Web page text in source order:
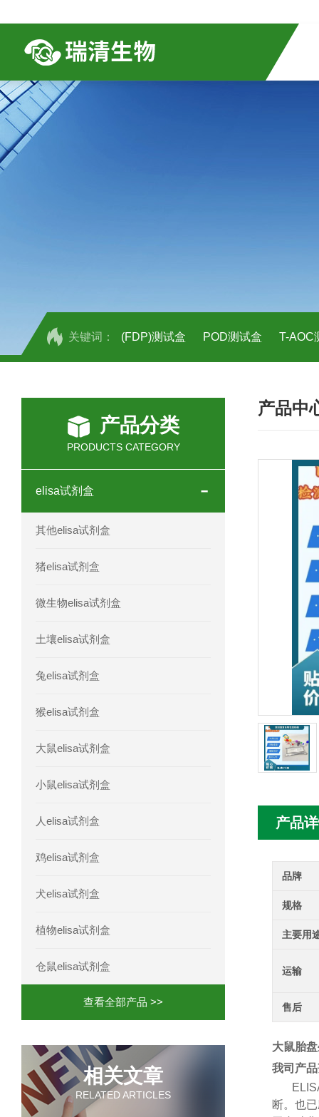
关键词： (FDP)测试盒 POD测试盒 T-AOC
人全式钴氨素2(HTSB2)elisa试剂盒现
人鞘脂(SPH)elisa试剂盒现货速发
人抗卵巢抗体(Anti-OV Ab)elisa试剂盒
人蓝氏贾第虫(GL)elisa试剂盒厂家直销
人疱疹病毒-6型感染(HHV-6)elisa试剂
人囊尾蚴病抗体(CC Ab)elisa试剂盒免
人胰腺衍生因子(PANDER)elisa试剂盒
人髓系细胞触发受体-1(TREM-1)elisa
产品分类
PRODUCTS CATEGORY
elisa试剂盒
其他elisa试剂盒
猪elisa试剂盒
微生物elisa试剂盒
土壤elisa试剂盒
兔elisa试剂盒
猴elisa试剂盒
大鼠elisa试剂盒
小鼠elisa试剂盒
人elisa试剂盒
鸡elisa试剂盒
犬elisa试剂盒
植物elisa试剂盒
仓鼠elisa试剂盒
查看全部产品 >>
相关文章
RELATED ARTICLES
产品中
产品
品牌
规格
主要用
运输
售后
大鼠胎
我司产
断。也